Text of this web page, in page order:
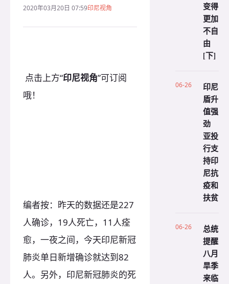
2020年03月20日 07:59印尼视角
点击上方“印尼视角”可订阅
哦！
编者按：昨天的数据还是227
人确诊，19人死亡，11人痊
愈，一夜之间，今天印尼新冠
肺炎单日新增确诊就达到82
人。另外，印尼新冠肺炎的死
变得
更加
不自
由
[下]
06-26
印尼
盾升
值强
劲
亚投
行支
持印
尼抗
疫和
扶贫
06-26
总统
提醒
八月
旱季
来临